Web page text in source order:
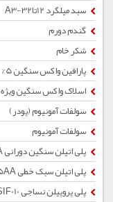
سبد میلگرد 12تا32-A3
گندم دورم
شکر خام
پارافین واکس سنگین 5%
اسلاک واکس سنگین ویژه 12%
سولفات آمونیوم (پودر)
سولفات آمونیوم
پلی اتیلن سنگین دورانی MD3840UA
پلی اتیلن سبک خطی 20075AA
پلی پروپیلن نساجی SIF010